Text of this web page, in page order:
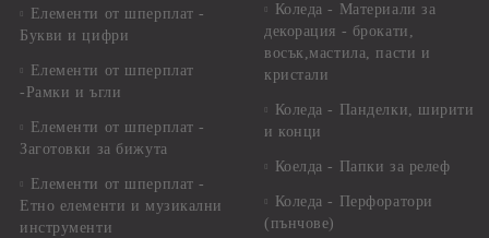
Елементи от шперплат -
Букви и цифри
Елементи от шперплат
-Рамки и ъгли
Елементи от шперплат -
Заготовки за бижута
Елементи от шперплат -
Етно елементи и музикални
инструменти
Коледа - Материали за
декорация - брокати,
восък,мастила, пасти и
кристали
Коледа - Панделки, ширити
и конци
Коелда - Папки за релеф
Коледа - Перфоратори
(пънчове)